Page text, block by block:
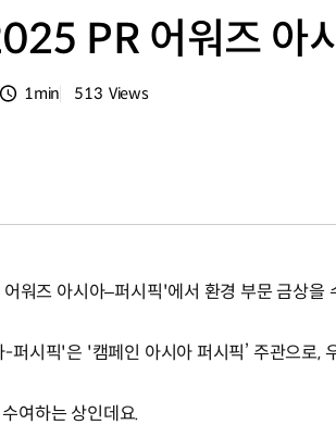
PR 어워즈 아
1min 513 Views
워즈 아시아–퍼시픽'에서 환경 부문 금상을
퍼시픽'은 '캠페인 아시아 퍼시픽’ 주관으로,
여하는 상인데요.